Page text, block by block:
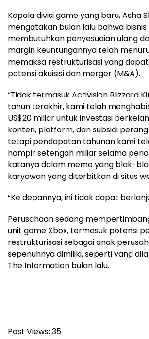
Kepala divisi game yang baru, Asha
mengatakan bulan lalu bahwa
membutuhkan penyesuaian ulang
margin keuntungannya telah
memaksa restrukturisasi yang
potensi akuisisi dan merger (M&A).
“Tidak termasuk Activision Blizzard
tahun terakhir, kami telah
US$20 miliar untuk investasi
konten, platform, dan subsidi
tetapi pendapatan tahunan kami
hampir setengah miliar selama
katanya dalam memo yang blak-
karyawan yang diterbitkan di situs
“Ke depannya, ini tidak dapat
Perusahaan sedang
unit game Xbox, termasuk potensi
restrukturisasi sebagai anak
sepenuhnya dimiliki, seperti yang
The Information bulan lalu.
Post Views: 35